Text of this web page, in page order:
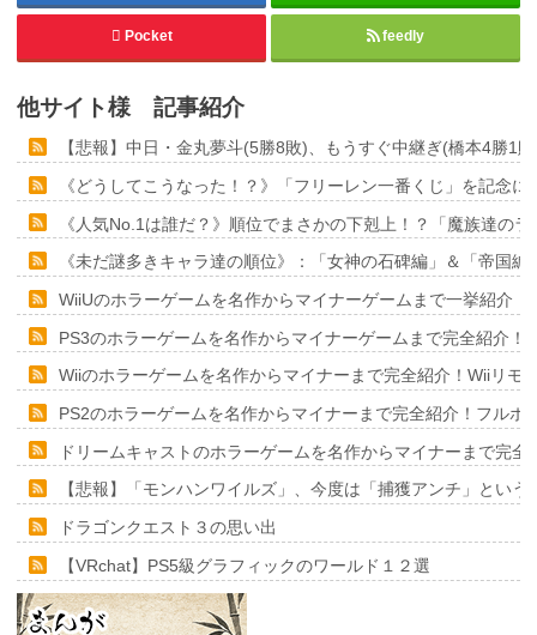
Pocket feedly
他サイト様 記事紹介
【悲報】中日・金丸夢斗(5勝8敗)、もうすぐ中継ぎ(橋本4勝1
《どうしてこうなった！？》「フリーレン一番くじ」を記念
《人気No.1は誰だ？》順位でまさかの下剋上！？「魔族達の
《未だ謎多きキャラ達の順位》：「女神の石碑編」＆「帝国
WiiUのホラーゲームを名作からマイナーゲームまで一挙紹介
PS3のホラーゲームを名作からマイナーゲームまで完全紹介
Wiiのホラーゲームを名作からマイナーまで完全紹介！Wiiリモ
PS2のホラーゲームを名作からマイナーまで完全紹介！フルポ
ドリームキャストのホラーゲームを名作からマイナーまで完
【悲報】「モンハンワイルズ」、今度は「捕獲アンチ」とい
ドラゴンクエスト３の思い出
【VRchat】PS5級グラフィックのワールド１２選